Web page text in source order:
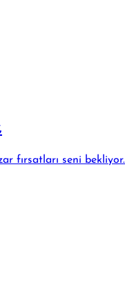
fırsatları seni bekliyor.